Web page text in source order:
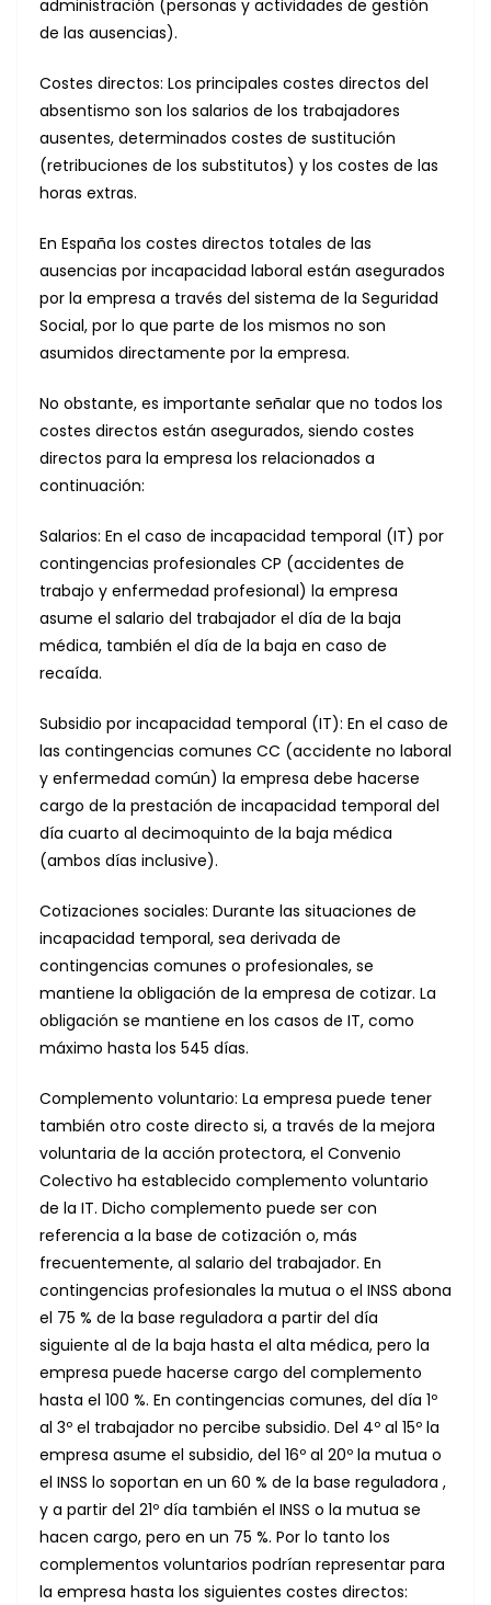
administración (personas y actividades de gestión
de las ausencias).
Costes directos: Los principales costes directos del
absentismo son los salarios de los trabajadores
ausentes, determinados costes de sustitución
(retribuciones de los substitutos) y los costes de las
horas extras.
En España los costes directos totales de las
ausencias por incapacidad laboral están asegurados
por la empresa a través del sistema de la Seguridad
Social, por lo que parte de los mismos no son
asumidos directamente por la empresa.
No obstante, es importante señalar que no todos los
costes directos están asegurados, siendo costes
directos para la empresa los relacionados a
continuación:
Salarios: En el caso de incapacidad temporal (IT) por
contingencias profesionales CP (accidentes de
trabajo y enfermedad profesional) la empresa
asume el salario del trabajador el día de la baja
médica, también el día de la baja en caso de
recaída.
Subsidio por incapacidad temporal (IT): En el caso de
las contingencias comunes CC (accidente no laboral
y enfermedad común) la empresa debe hacerse
cargo de la prestación de incapacidad temporal del
día cuarto al decimoquinto de la baja médica
(ambos días inclusive).
Cotizaciones sociales: Durante las situaciones de
incapacidad temporal, sea derivada de
contingencias comunes o profesionales, se
mantiene la obligación de la empresa de cotizar. La
obligación se mantiene en los casos de IT, como
máximo hasta los 545 días.
Complemento voluntario: La empresa puede tener
también otro coste directo si, a través de la mejora
voluntaria de la acción protectora, el Convenio
Colectivo ha establecido complemento voluntario
de la IT. Dicho complemento puede ser con
referencia a la base de cotización o, más
frecuentemente, al salario del trabajador. En
contingencias profesionales la mutua o el INSS abona
el 75 % de la base reguladora a partir del día
siguiente al de la baja hasta el alta médica, pero la
empresa puede hacerse cargo del complemento
hasta el 100 %. En contingencias comunes, del día 1º
al 3º el trabajador no percibe subsidio. Del 4º al 15º la
empresa asume el subsidio, del 16º al 20º la mutua o
el INSS lo soportan en un 60 % de la base reguladora ,
y a partir del 21º día también el INSS o la mutua se
hacen cargo, pero en un 75 %. Por lo tanto los
complementos voluntarios podrían representar para
la empresa hasta los siguientes costes directos: